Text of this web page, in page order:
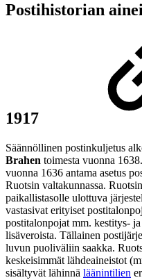
Postihistorian
1917
Säännöllinen postinkuljetus
Brahen toimesta vuonna
vuonna 1636 antama asetus
Ruotsin valtakunnassa.
paikallistasolle ulottuva
vastasivat erityiset
postitalonpojat mm. kestitys-
lisäveroista. Tällainen
luvun puoliväliin saakka.
keskeisimmät lähdeaineistot
sisältyvät lähinnä läänintilien